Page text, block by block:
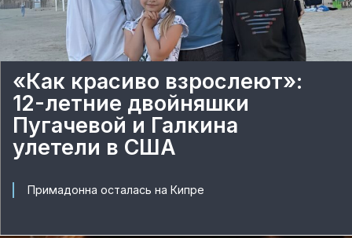
«Как красиво взрослеют»:
12-летние двойняшки
Пугачевой и Галкина
улетели в США
Примадонна осталась на Кипре